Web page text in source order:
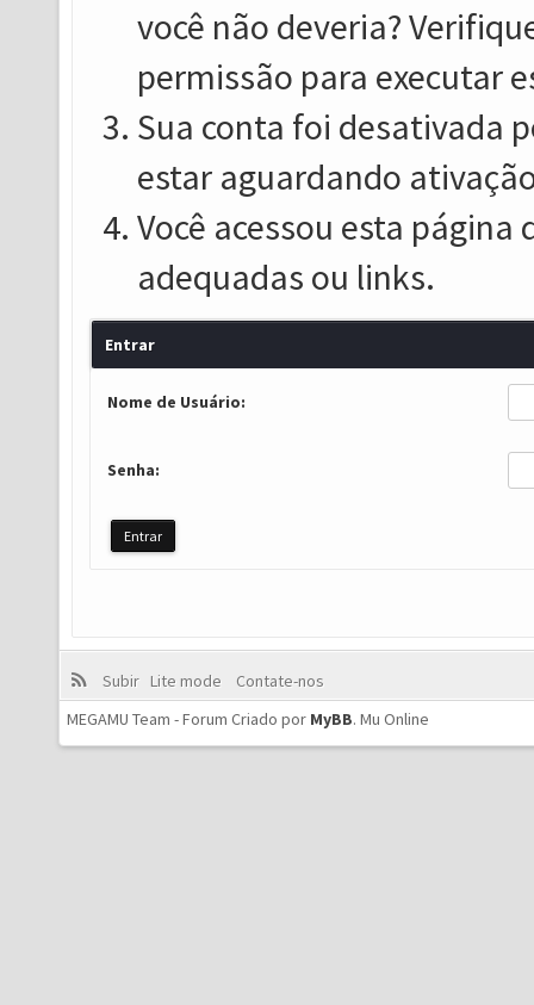
você não deveria?
permissão para executar
Sua conta foi desativada
estar aguardando
Você acessou esta
adequadas ou links.
Entrar
Nome de Usuário:
Senha:
Subir Lite mode
Contate-nos
MEGAMU Team - Forum Criado por MyBB. Mu Online